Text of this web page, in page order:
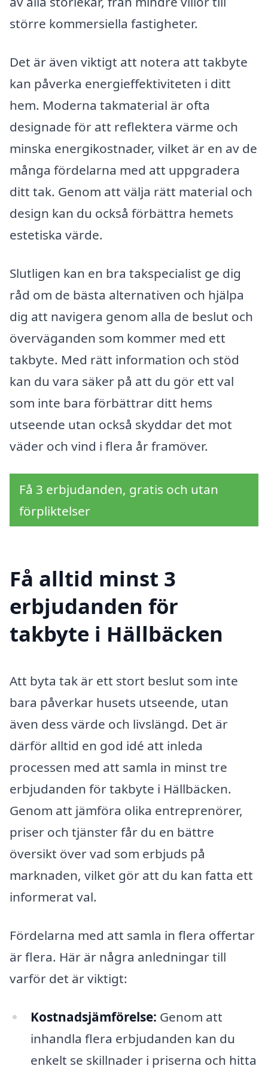
större kommersiella fastigheter.
Det är även viktigt att notera att takbyte
kan påverka energieffektiviteten i ditt
hem. Moderna takmaterial är ofta
designade för att reflektera värme och
minska energikostnader, vilket är en av de
många fördelarna med att uppgradera
ditt tak. Genom att välja rätt material och
design kan du också förbättra hemets
estetiska värde.
Slutligen kan en bra takspecialist ge dig
råd om de bästa alternativen och hjälpa
dig att navigera genom alla de beslut och
överväganden som kommer med ett
takbyte. Med rätt information och stöd
kan du vara säker på att du gör ett val
som inte bara förbättrar ditt hems
utseende utan också skyddar det mot
väder och vind i flera år framöver.
Få 3 erbjudanden, gratis och utan
förpliktelser
Få alltid minst 3
erbjudanden för
takbyte i Hällbäcken
Att byta tak är ett stort beslut som inte
bara påverkar husets utseende, utan
även dess värde och livslängd. Det är
därför alltid en god idé att inleda
processen med att samla in minst tre
erbjudanden för takbyte i Hällbäcken.
Genom att jämföra olika entreprenörer,
priser och tjänster får du en bättre
översikt över vad som erbjuds på
marknaden, vilket gör att du kan fatta ett
informerat val.
Fördelarna med att samla in flera offertar
är flera. Här är några anledningar till
varför det är viktigt:
Kostnadsjämförelse: Genom att
inhandla flera erbjudanden kan du
enkelt se skillnader i priserna och hitta